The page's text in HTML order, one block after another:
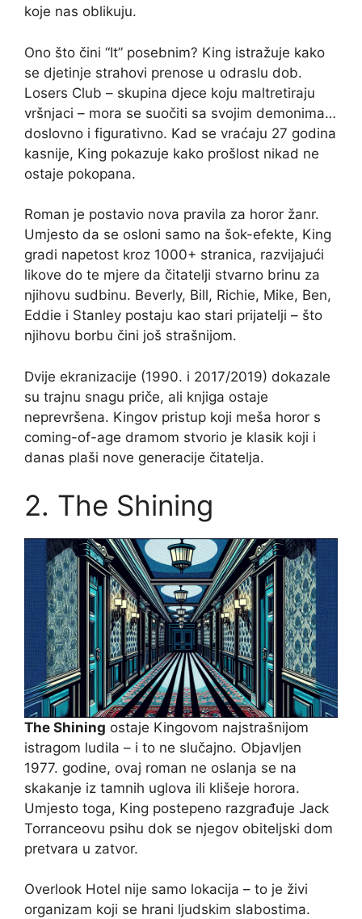
koje nas oblikuju.
Ono što čini “It” posebnim? King istražuje kako
se djetinje strahovi prenose u odraslu dob.
Losers Club – skupina djece koju maltretiraju
vršnjaci – mora se suočiti sa svojim demonima…
doslovno i figurativno. Kad se vraćaju 27 godina
kasnije, King pokazuje kako prošlost nikad ne
ostaje pokopana.
Roman je postavio nova pravila za horor žanr.
Umjesto da se osloni samo na šok-efekte, King
gradi napetost kroz 1000+ stranica, razvijajući
likove do te mjere da čitatelji stvarno brinu za
njihovu sudbinu. Beverly, Bill, Richie, Mike, Ben,
Eddie i Stanley postaju kao stari prijatelji – što
njihovu borbu čini još strašnijom.
Dvije ekranizacije (1990. i 2017/2019) dokazale
su trajnu snagu priče, ali knjiga ostaje
neprevršena. Kingov pristup koji meša horor s
coming-of-age dramom stvorio je klasik koji i
danas plaši nove generacije čitatelja.
2. The Shining
The Shining ostaje Kingovom najstrašnijom
istragom ludila – i to ne slučajno. Objavljen
1977. godine, ovaj roman ne oslanja se na
skakanje iz tamnih uglova ili klišeje horora.
Umjesto toga, King postepeno razgrađuje Jack
Torranceovu psihu dok se njegov obiteljski dom
pretvara u zatvor.
Overlook Hotel nije samo lokacija – to je živi
organizam koji se hrani ljudskim slabostima.